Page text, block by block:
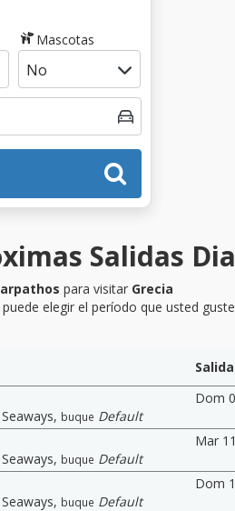
Mascotas
Salidas
para visitar Grecia
elegir el período que usted
Salida
, buque Default
Dom
, buque Default
Mar
, buque Default
Dom